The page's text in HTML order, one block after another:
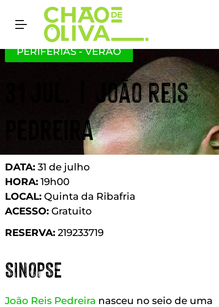
PERIFERIAS - VERÃO
31 Jul. | João Reis
Pedreira
DATA: 31 de julho
HORA: 19h00
LOCAL: Quinta da Ribafria
ACESSO: Gratuito
RESERVA: 219233719
SINOPSE
João Reis Pedreira nasceu no seio de uma